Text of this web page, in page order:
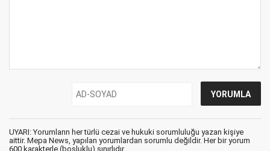
UYARI: Yorumların her türlü cezai ve hukuki sorumluluğu yazan kişiye
aittir. Mepa News, yapılan yorumlardan sorumlu değildir. Her bir yorum
600 karakterle (boşluklu) sınırlıdır.